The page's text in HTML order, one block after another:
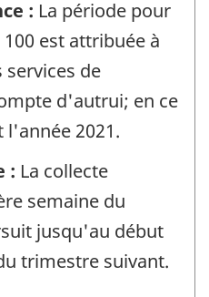
: La période pour
est attribuée à
de
d'autrui; en ce
l'année 2021.
: La collecte
semaine du
jusqu'au début
trimestre suivant.